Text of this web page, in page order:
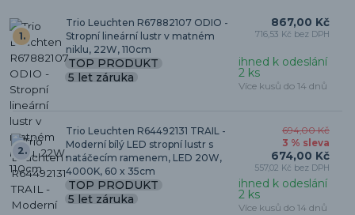
1.
Trio Leuchten R67882107 ODIO -
Stropní lineární lustr v matném
niklu, 22W, 110cm
ihned k odeslání
2 ks
Více kusů do 14 dnů
TOP PRODUKT
5 let záruka
867,00 Kč
716,53 Kč bez DPH
2.
Trio Leuchten R64492131 TRAIL -
Moderní bílý LED stropní lustr s
natáčecím ramenem, LED 20W,
4000K, 60 x 35cm
ihned k odeslání
2 ks
Více kusů do 14 dnů
TOP PRODUKT
5 let záruka
694,00 Kč
3 % sleva
674,00 Kč
557,02 Kč bez DPH